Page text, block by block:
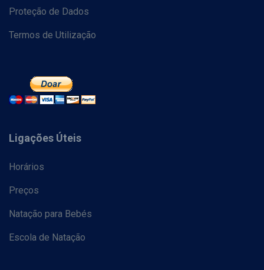
Proteção de Dados
Termos de Utilização
Ligações Úteis
Horários
Preços
Natação para Bebés
Escola de Natação